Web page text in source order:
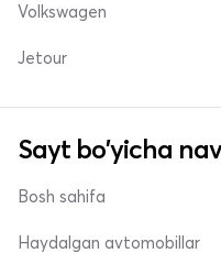
Volkswagen
Jetour
Sayt bo'yicha
Bosh sahifa
Haydalgan avtomobillar